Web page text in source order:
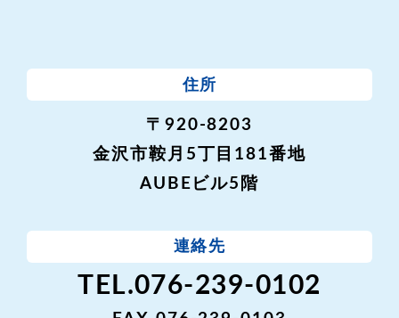
住所
〒920-8203
金沢市鞍月5丁目181番地
AUBEビル5階
連絡先
TEL.076-239-0102